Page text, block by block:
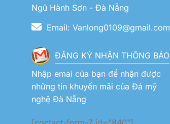
Ngũ Hành Sơn - Đà Nẵng
Email: Vanlong0109@gmail.com
ĐĂNG KÝ NHẬN THÔNG BÁO
Nhập emai của bạn để nhận được
những tin khuyến mãi của Đá mỹ
nghệ Đà Nẵng